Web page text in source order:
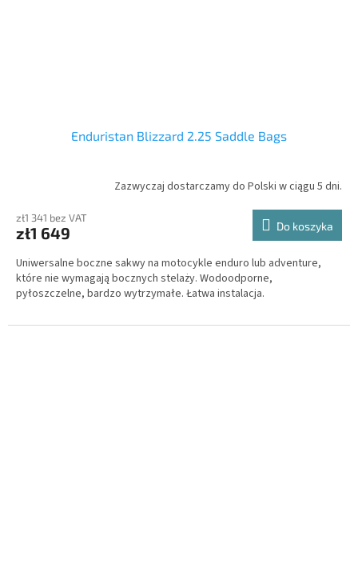
Enduristan Blizzard 2.25 Saddle Bags
Zazwyczaj dostarczamy do Polski w ciągu 5 dni.
zł1 341 bez VAT
zł1 649 Do koszyka
Uniwersalne boczne sakwy na motocykle enduro lub adventure,
które nie wymagają bocznych stelaży. Wodoodporne,
pyłoszczelne, bardzo wytrzymałe. Łatwa instalacja.